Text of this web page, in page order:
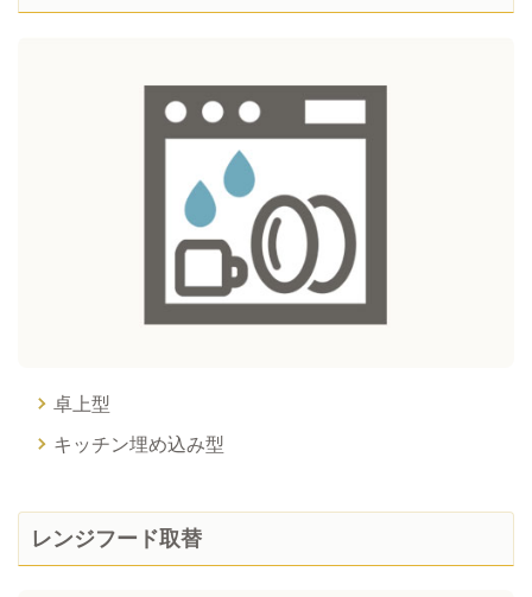
卓上型
キッチン埋め込み型
レンジフード取替